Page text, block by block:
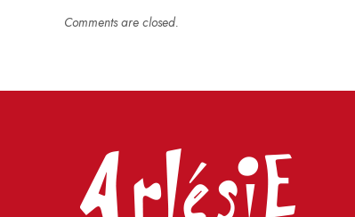
Comments are closed.